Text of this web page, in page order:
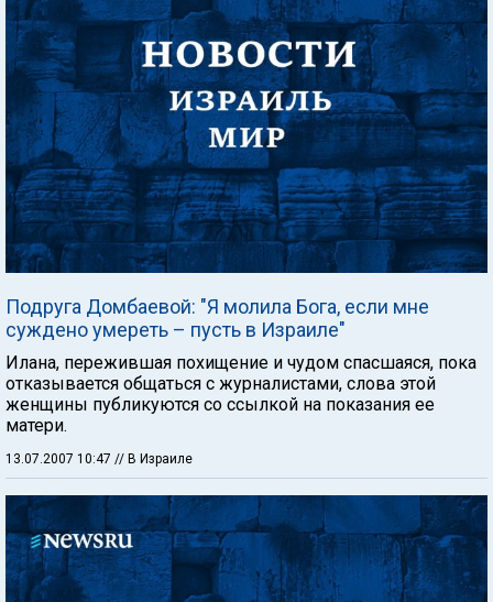
Подруга Домбаевой: "Я молила Бога, если мне
суждено умереть – пусть в Израиле"
Илана, пережившая похищение и чудом спасшаяся, пока
отказывается общаться с журналистами, слова этой
женщины публикуются со ссылкой на показания ее
матери.
13.07.2007 10:47 // В Израиле